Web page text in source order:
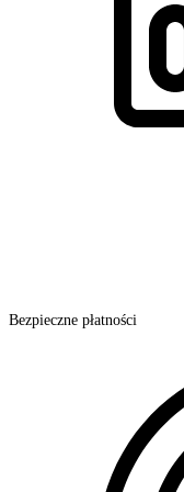
Bezpieczne płatności